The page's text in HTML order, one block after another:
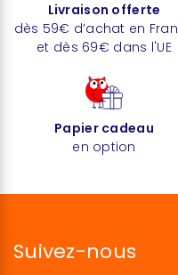
Livraison offerte
dès 59€ d’achat en
et dès 69€ dans l'UE
Papier cadeau
en option
Suivez-nous